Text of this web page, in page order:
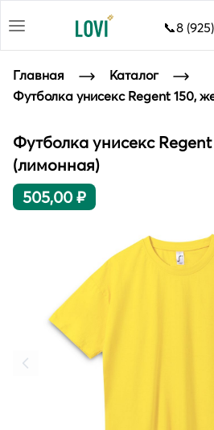
📞8
Главная
Каталог
Футболка унисекс Regent 150,
Футболка унисекс Regent
(лимонная)
505,00 ₽